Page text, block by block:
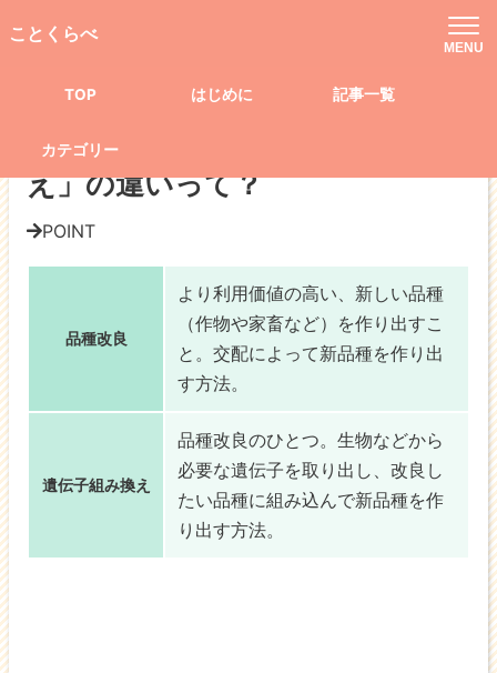
MENU
ことくらべ
TOP はじめに 記事一覧
カテゴリー
「品種改良」と「遺伝子組み換え」の違いって？
生き物
「品種改良」と「遺伝子組み換
え」の違いって？
POINT
品種改良
より利用価値の高い、新しい品種
（作物や家畜など）を作り出すこ
と。交配によって新品種を作り出
す方法。
遺伝子組み換え
品種改良のひとつ。生物などから
必要な遺伝子を取り出し、改良し
たい品種に組み込んで新品種を作
り出す方法。